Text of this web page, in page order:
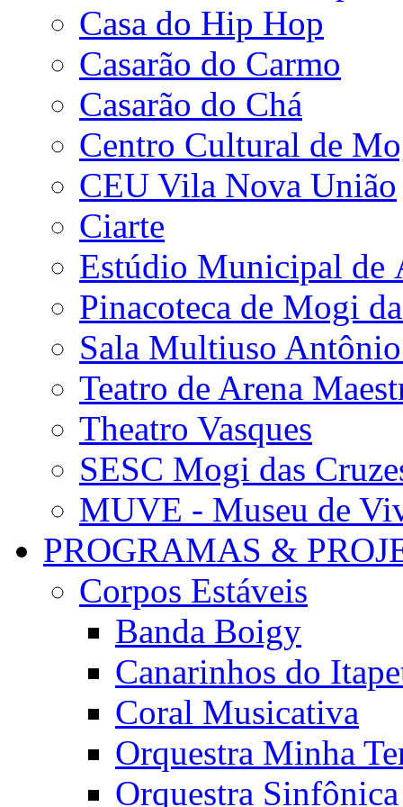
Casa do Hip Hop
Casarão do Carmo
Casarão do Chá
Centro Cultural de
CEU Vila Nova União
Ciarte
Estúdio Municipal de
Pinacoteca de Mogi
Sala Multiuso
Teatro de Arena
Theatro Vasques
SESC Mogi das
MUVE - Museu de
PROGRAMAS &
Corpos Estáveis
Banda Boigy
Canarinhos do
Coral Musicativa
Orquestra Minha
Orquestra